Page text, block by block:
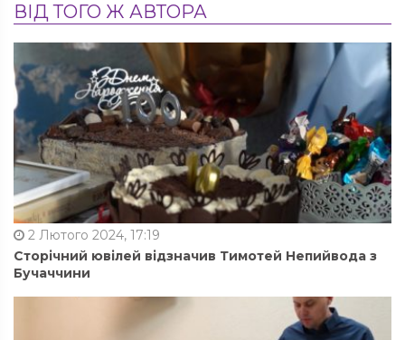
ВІД ТОГО Ж АВТОРА
2 Лютого 2024, 17:19
Сторічний ювілей відзначив Тимотей Непийвода з
Бучаччини